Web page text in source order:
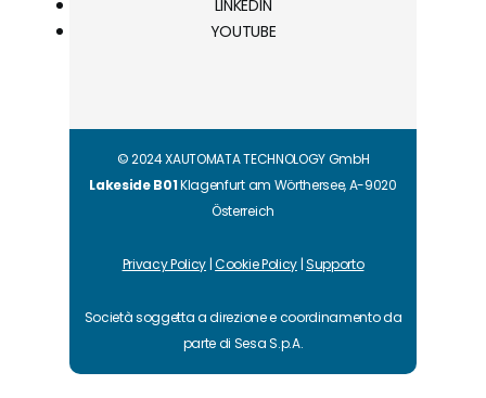
LINKEDIN
YOUTUBE
© 2024 XAUTOMATA TECHNOLOGY GmbH
Lakeside B01Klagenfurt am Wörthersee, A-9020
Österreich
Privacy Policy |Cookie Policy|Supporto
Società soggetta a direzione e coordinamento da
parte di Sesa S.p.A.